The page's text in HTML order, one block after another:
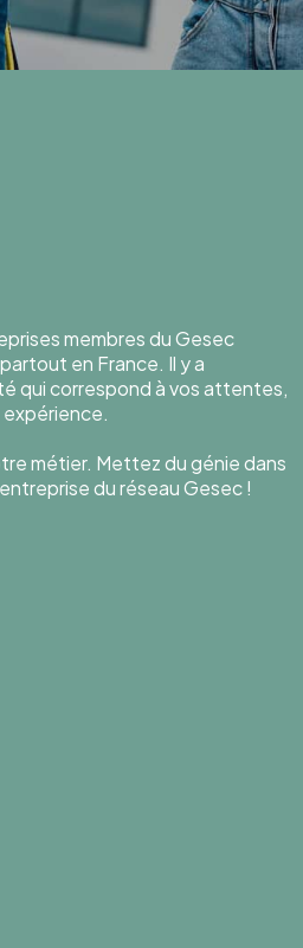
membres du Gesec
en France. Il y a
qui correspond à vos attentes,
métier. Mettez du génie dans
du réseau Gesec !